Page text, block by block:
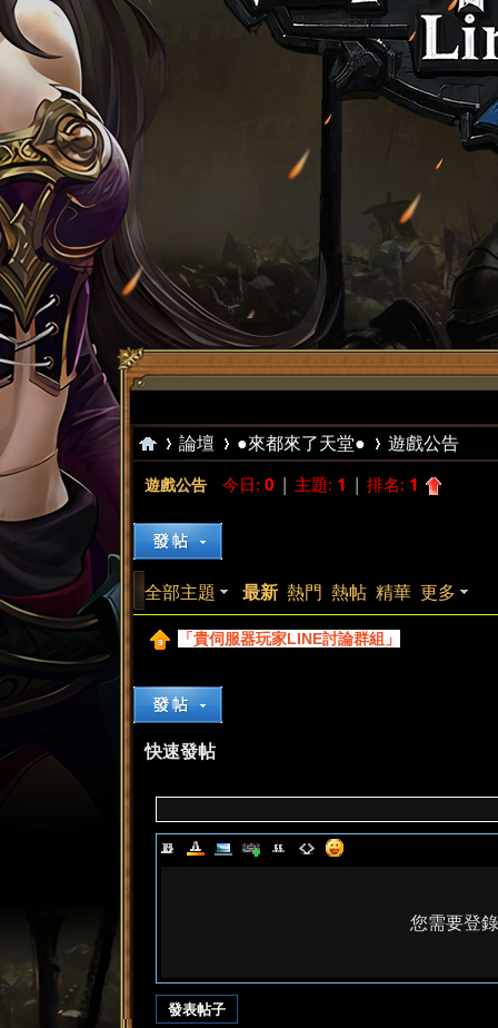
來
都
來
»
論壇 ●來都來了天堂● 遊戲公告
遊戲公告 今日: 0 | 主題: 1 | 排名: 1
全部主題 最新 熱門 熱帖 精華 更多
「貴伺服器玩家LINE討論群組」
快速發帖
您需要登
發表帖子